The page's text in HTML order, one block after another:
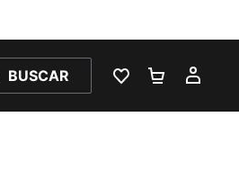
BUSCAR
LISTA DE